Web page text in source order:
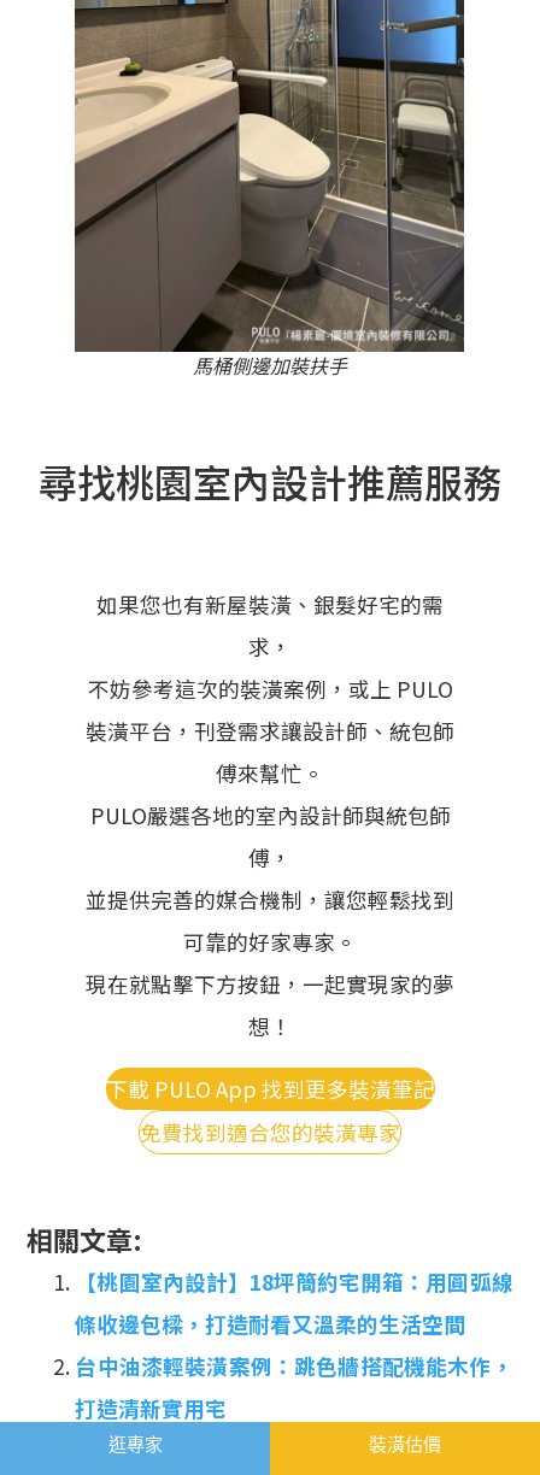
馬桶側邊加裝扶手
尋找桃園室內設計推薦服務
如果您也有新屋裝潢、銀髮好宅的需
求，
不妨參考這次的裝潢案例，或上 PULO
裝潢平台，刊登需求讓設計師、統包師
傅來幫忙。
PULO嚴選各地的室內設計師與統包師
傅，
並提供完善的媒合機制，讓您輕鬆找到
可靠的好家專家。
現在就點擊下方按鈕，一起實現家的夢
想！
下載 PULO App 找到更多裝潢筆記
免費找到適合您的裝潢專家
相關文章:
【桃園室內設計】18坪簡約宅開箱：用圓弧線
條收邊包樑，打造耐看又溫柔的生活空間
台中油漆輕裝潢案例：跳色牆搭配機能木作，
打造清新實用宅
新北輕裝潢體驗，35萬裝潢費用完工兩人一狗
逛專家 裝潢估價